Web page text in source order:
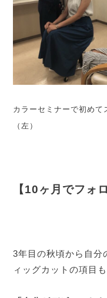
カラーセミナーで初めて
（左）
【10ヶ月でフォ
3年目の秋頃から自分
ィッグカットの項目